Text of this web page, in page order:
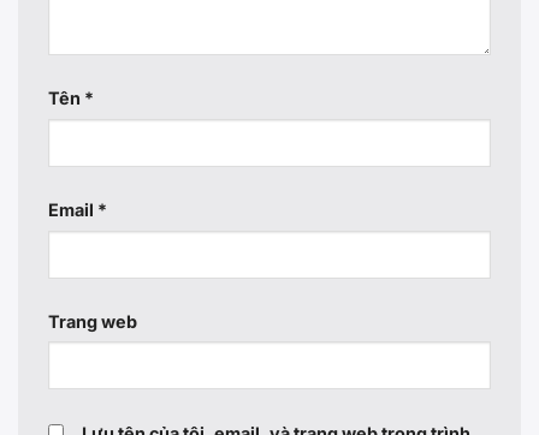
Tên *
Email *
Trang web